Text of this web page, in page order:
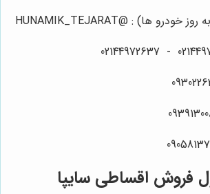
روز خودرو ها) : @HUNAMIK_TEJARAT
-
02144972637
فروش اقساطی سایپا